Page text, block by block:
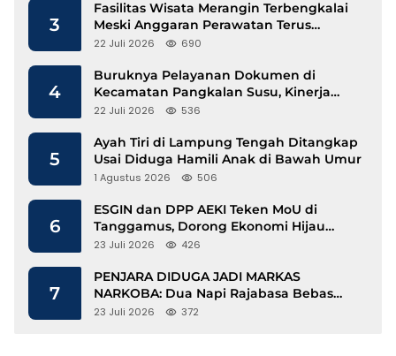
3
Fasilitas Wisata Merangin Terbengkalai
Meski Anggaran Perawatan Terus
Mengalir
22 Juli 2026 690
4
Buruknya Pelayanan Dokumen di
Kecamatan Pangkalan Susu, Kinerja
Disdukcapil Langkat Disorot
22 Juli 2026 536
5
Ayah Tiri di Lampung Tengah Ditangkap
Usai Diduga Hamili Anak di Bawah Umur
1 Agustus 2026 506
6
ESGIN dan DPP AEKI Teken MoU di
Tanggamus, Dorong Ekonomi Hijau
Berbasis Kopi dan Perdagangan Karbon
23 Juli 2026 426
7
PENJARA DIDUGA JADI MARKAS
NARKOBA: Dua Napi Rajabasa Bebas
Gunakan HP, Muncul Dugaan
23 Juli 2026 372